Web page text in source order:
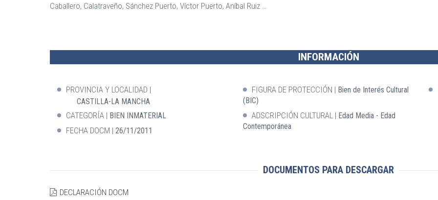
Caballero, Calatraveño, Sánchez Puerto, Víctor Puerto, Aníbal Ruiz …
INFORMACIÓN
PROVINCIA Y LOCALIDAD
CASTILLA-LA MANCHA
CATEGORÍA BIEN INMATERIAL
FECHA DOCM 26/11/2011
FIGURA DE PROTECCIÓN
Bien de Interés Cultural
(BIC)
ADSCRIPCIÓN CULTURAL
Edad Media - Edad
Contemporánea
DOCUMENTOS PARA DESCARGAR
DECLARACIÓN DOCM